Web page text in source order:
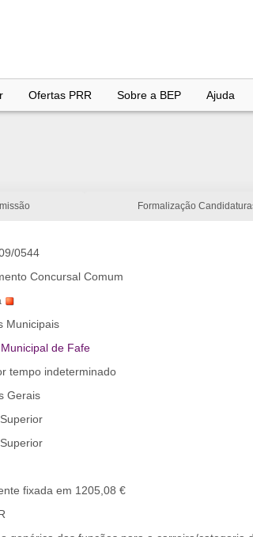
Ofertas PRR Sobre a BEP Ajuda
Formalização
0544
Concursal Comum
Municipais
de Fafe
tempo indeterminado
Gerais
fixada em 1205,08 €